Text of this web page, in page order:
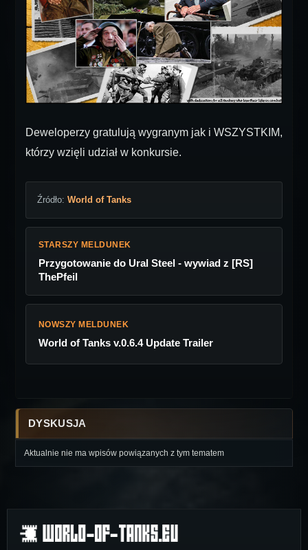
Deweloperzy gratulują wygranym jak i WSZYSTKIM,
którzy wzięli udział w konkursie.
Źródło: World of Tanks
STARSZY MELDUNEK
Przygotowanie do Ural Steel - wywiad z [RS]
ThePfeil
NOWSZY MELDUNEK
World of Tanks v.0.6.4 Update Trailer
DYSKUSJA
Aktualnie nie ma wpisów powiązanych z tym tematem